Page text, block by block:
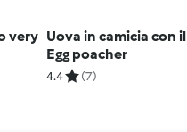
very Uova in camicia con il
Egg poacher
4.4 (7)